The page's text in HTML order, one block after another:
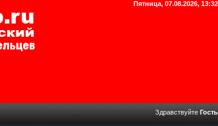
Пятница, 07.08.2026, 13:32
Здравствуйте Гость